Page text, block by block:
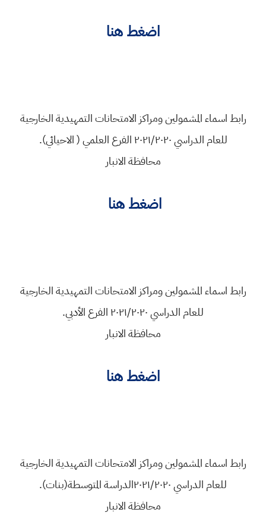
اضغط هنا
رابط اسماء المشمولين ومراكز الامتحانات التمهيدية الخارجية
للعام الدراسي ٢٠٢١/٢٠٢٠ الفرع العلمي ( الاحيائي).
محافظة الانبار
اضغط هنا
رابط اسماء المشمولين ومراكز الامتحانات التمهيدية الخارجية
للعام الدراسي ٢٠٢١/٢٠٢٠ الفرع الأدبي.
محافظة الانبار
اضغط هنا
رابط اسماء المشمولين ومراكز الامتحانات التمهيدية الخارجية
للعام الدراسي ٢٠٢١/٢٠٢٠الدراسة المتوسطة(بنات).
محافظة الانبار